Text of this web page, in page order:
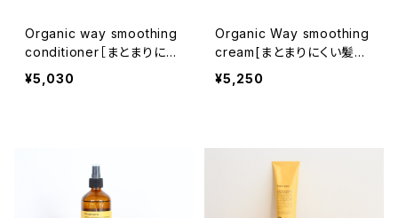
Organic way smoothing
conditioner［まとまりにく
い髪質の方へ］
¥5,030
Organic Way smoothing
cream[まとまりにくい髪質
の方へ]
¥5,250